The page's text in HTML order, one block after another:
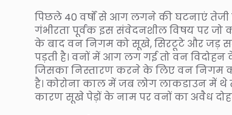
पिछले 40 वर्षों से आग लगने की घटनाएं
गंभीरता पूर्वक इस संवेदनशील विषय पर जो
के बाद वन निगम को सूखे, सिरटूटे और जड़
पड़ती है। वनों में आग लग गई तो वन
जिसका निस्तारण करने के लिए वन निगम
है। कोरोना काल में जब लोग लाकडाउन में
कारण सूखे पेड़ों के नाम पर वनों का अवैध